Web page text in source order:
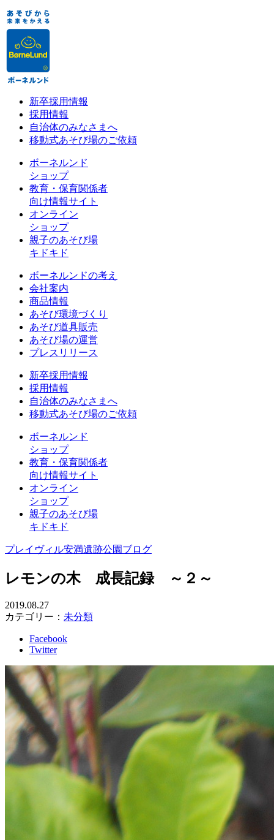
新卒採用情報
採用情報
自治体のみなさまへ
移動式あそび場のご依頼
ボーネルンド
ショップ
教育・保育関係者
向け情報サイト
オンライン
ショップ
親子のあそび場
キドキド
ボーネルンドの考え
会社案内
商品情報
あそび環境づくり
あそび道具販売
あそび場の運営
プレスリリース
新卒採用情報
採用情報
自治体のみなさまへ
移動式あそび場のご依頼
ボーネルンド
ショップ
教育・保育関係者
向け情報サイト
オンライン
ショップ
親子のあそび場
キドキド
プレイヴィル安満遺跡公園ブログ
レモンの木 成長記録 ～２～
2019.08.27
カテゴリー： 未分類
Facebook
Twitter